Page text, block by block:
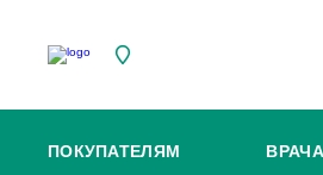
ПОКУПАТЕЛЯМ